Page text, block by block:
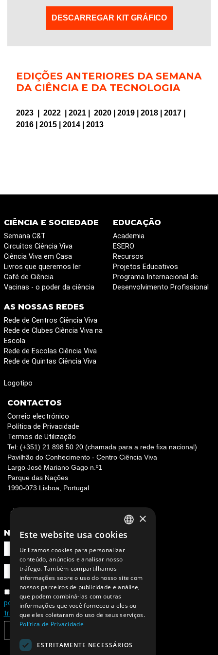
DESCARREGAR KIT GRÁFICO
EDIÇÕES ANTERIORES DA SEMANA
DA CIÊNCIA E DA TECNOLOGIA
2023 2022 2021 2020 2019 2018 2017
2016
2015 2014 2013
CIÊNCIA E SOCIEDADE
Semana C&T
Circuitos Ciência Viva
Ciência Viva em Casa
Livros que queremos ler
Café de Ciência
Vacinas - o poder da ciência
EDUCAÇÃO
Academia
ESERO
Recursos
Projetos Educativos
Programa Internacional de
Desenvolvimento Profissional
AS NOSSAS REDES
Rede de Centros Ciência Viva
Rede de Clubes Ciência Viva na
Escola
Rede de Escolas Ciência Viva
Rede de Quintas Ciência Viva
Logotipo
CONTACTOS
Correio electrónico
Política de Privacidade
Termos de Utilização
Tel: (+351) 21 898 50 20 (chamada para a rede fixa nacional)
Pavilhão do Conhecimento - Centro Ciência Viva
Largo José Mariano Gago n.º1
Parque das Nações
1990-073 Lisboa, Portugal
NEWSLETTER
Concordo com a
política de privacidade e de
tratamento de dados pessoais
PORTUGUESE
ENGLISH
×
Este website usa cookies
Utilizamos cookies para personalizar
conteúdo, anúncios e analisar nosso
tráfego. Também compartilhamos
informações sobre o uso do nosso site com
nossos parceiros de publicidade e análise,
que podem combiná-las com outras
informações que você forneceu a eles ou
que eles coletaram do uso de seus serviços.
Política de Privacidade
ESTRITAMENTE NECESSÁRIOS